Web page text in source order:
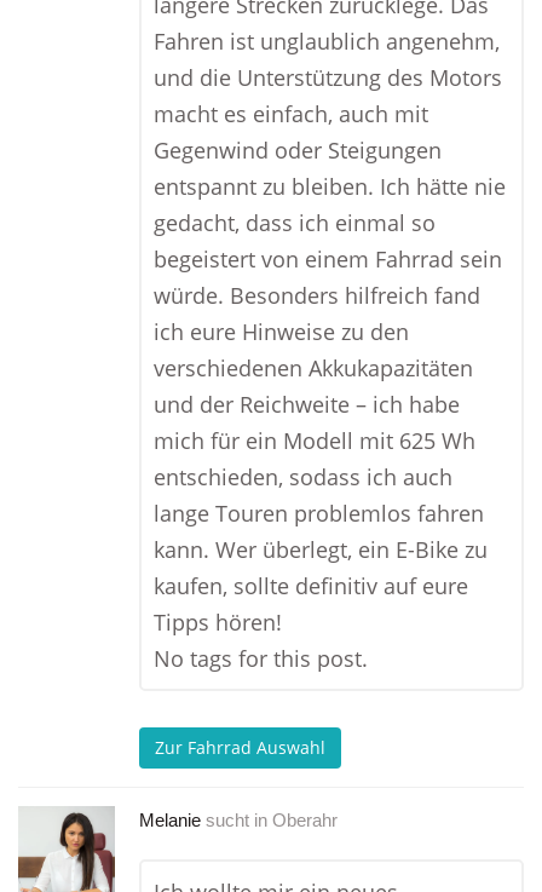
Fahren ist unglaublich angenehm,
und die Unterstützung des Motors
macht es einfach, auch mit
Gegenwind oder Steigungen
entspannt zu bleiben. Ich hätte nie
gedacht, dass ich einmal so
begeistert von einem Fahrrad sein
würde. Besonders hilfreich fand
ich eure Hinweise zu den
verschiedenen Akkukapazitäten
und der Reichweite – ich habe
mich für ein Modell mit 625 Wh
entschieden, sodass ich auch
lange Touren problemlos fahren
kann. Wer überlegt, ein E-Bike zu
kaufen, sollte definitiv auf eure
Tipps hören!
No tags for this post.
Zur Fahrrad Auswahl
Melanie sucht in Oberahr